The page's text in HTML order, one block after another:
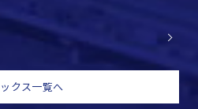
ックス一覧へ